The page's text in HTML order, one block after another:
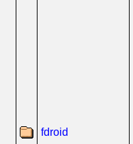
fdroid